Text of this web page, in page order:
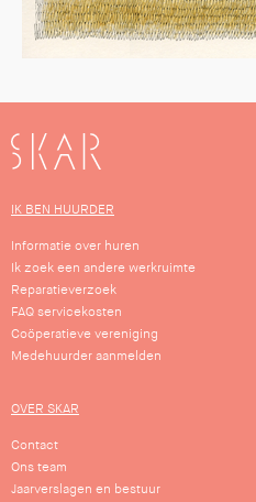
SKAR
IK BEN HUURDER
Informatie over huren
Ik zoek een andere werkruimte
Reparatieverzoek
FAQ servicekosten
Coöperatieve vereniging
Medehuurder aanmelden
OVER SKAR
Contact
Ons team
Jaarverslagen en bestuur